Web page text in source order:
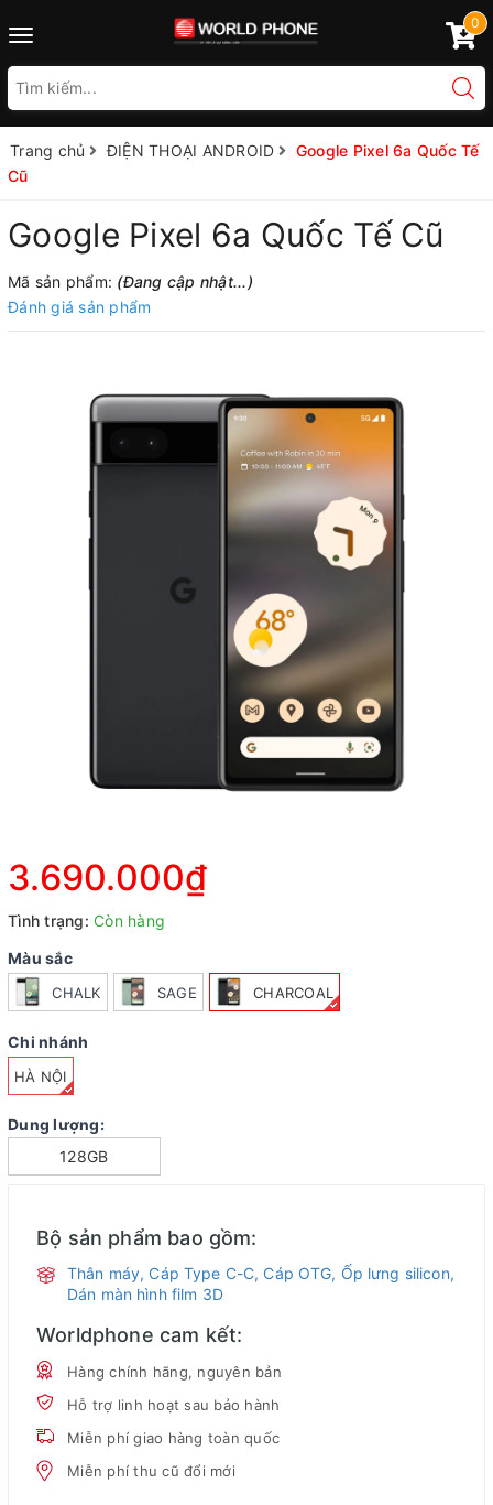
Toggle
0
Trang chủ ĐIỆN THOẠI ANDROID
Google Pixel 6a Quốc Tế
Cũ
Google Pixel 6a Quốc Tế Cũ
Mã sản phẩm: (Đang cập nhật...)
Đánh giá sản phẩm
3.690.000₫
Tình trạng: Còn hàng
Màu sắc
CHALK SAGE CHARCOAL
Chi nhánh
HÀ NỘI
Dung lượng:
128GB
Bộ sản phẩm bao gồm:
Thân máy, Cáp Type C-C, Cáp OTG, Ốp lưng silicon,
Dán màn hình film 3D
Worldphone cam kết:
Hàng chính hãng, nguyên bản
Hỗ trợ linh hoạt sau bảo hành
Miễn phí giao hàng toàn quốc
Miễn phí thu cũ đổi mới